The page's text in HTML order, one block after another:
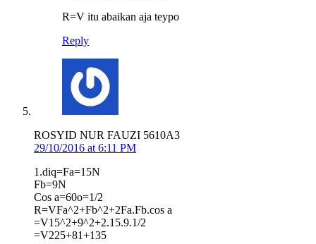
R=V itu abaikan aja teypo
Reply
ROSYID NUR FAUZI 5610A3
29/10/2016 at 6:11 PM
1.diq=Fa=15N
Fb=9N
Cos a=60o=1/2
R=VFa^2+Fb^2+2Fa.Fb.cos a
=V15^2+9^2+2.15.9.1/2
=V225+81+135